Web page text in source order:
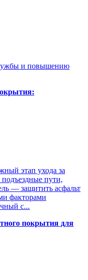
и повышению
этап ухода за
пути,
— защитить асфальт
факторами
с...
покрытия для